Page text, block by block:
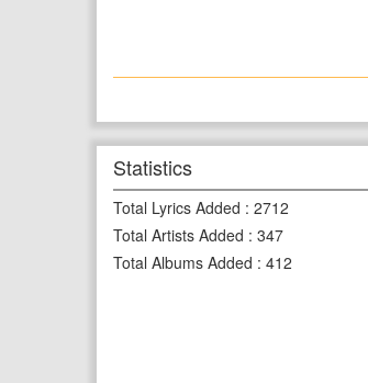
Statistics
Total Lyrics Added : 2712
Total Artists Added : 347
Total Albums Added : 412